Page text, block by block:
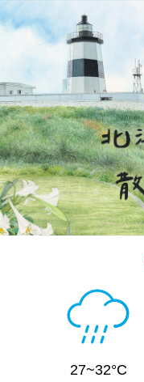
三芝-芝蘭公園海
27~32°C